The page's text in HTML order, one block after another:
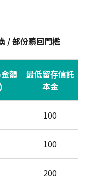
/ 部份贖回門檻
額
最低留存信託
本金
100
100
200